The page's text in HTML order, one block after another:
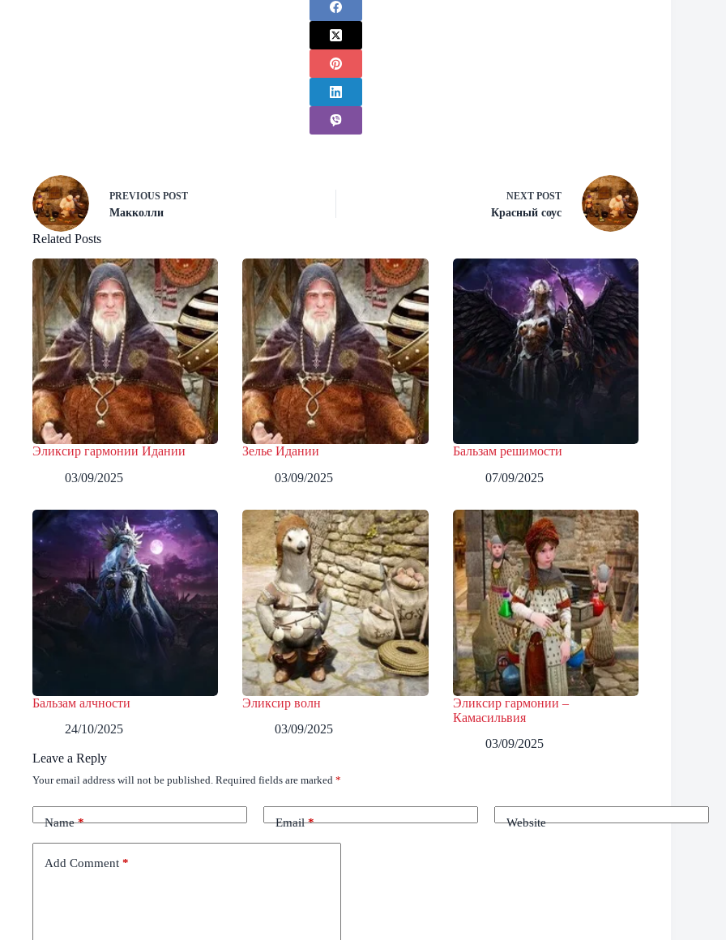
PREVIOUS POST
Макколли
NEXT POST
Красный соус
Related Posts
Эликсир гармонии Идании
03/09/2025
Зелье Идании
03/09/2025
Бальзам решимости
07/09/2025
Бальзам алчности
24/10/2025
Эликсир волн
03/09/2025
Эликсир гармонии –
Камасильвия
03/09/2025
Leave a Reply
Your email address will not be published. Required fields are marked *
Name* Email* Website
Add Comment *